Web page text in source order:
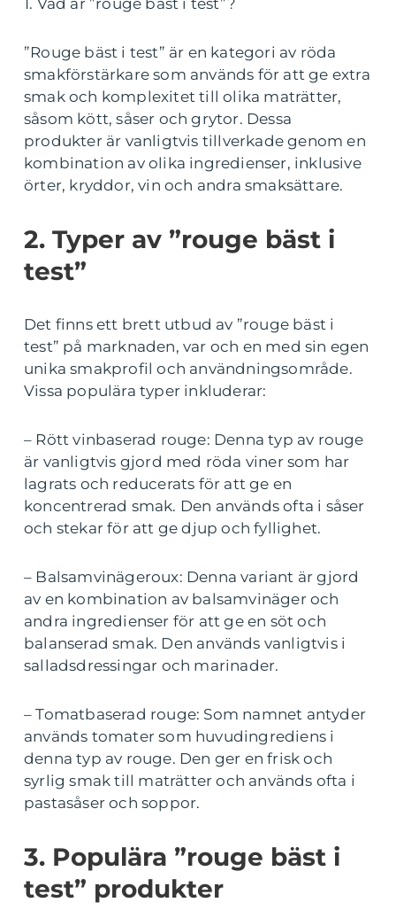
1. Vad är ”rouge bäst i test”?
”Rouge bäst i test” är en kategori av röda
smakförstärkare som används för att ge extra
smak och komplexitet till olika maträtter,
såsom kött, såser och grytor. Dessa
produkter är vanligtvis tillverkade genom en
kombination av olika ingredienser, inklusive
örter, kryddor, vin och andra smaksättare.
2. Typer av ”rouge bäst i
test”
Det finns ett brett utbud av ”rouge bäst i
test” på marknaden, var och en med sin egen
unika smakprofil och användningsområde.
Vissa populära typer inkluderar:
– Rött vinbaserad rouge: Denna typ av rouge
är vanligtvis gjord med röda viner som har
lagrats och reducerats för att ge en
koncentrerad smak. Den används ofta i såser
och stekar för att ge djup och fyllighet.
– Balsamvinägeroux: Denna variant är gjord
av en kombination av balsamvinäger och
andra ingredienser för att ge en söt och
balanserad smak. Den används vanligtvis i
salladsdressingar och marinader.
– Tomatbaserad rouge: Som namnet antyder
används tomater som huvudingrediens i
denna typ av rouge. Den ger en frisk och
syrlig smak till maträtter och används ofta i
pastasåser och soppor.
3. Populära ”rouge bäst i
test” produkter